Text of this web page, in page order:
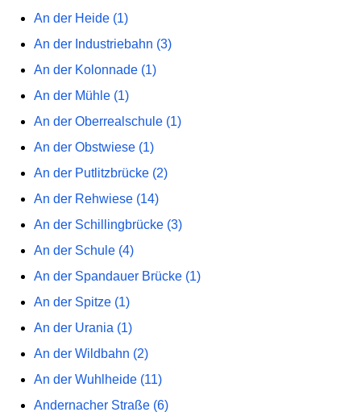
An der Heide (1)
An der Industriebahn (3)
An der Kolonnade (1)
An der Mühle (1)
An der Oberrealschule (1)
An der Obstwiese (1)
An der Putlitzbrücke (2)
An der Rehwiese (14)
An der Schillingbrücke (3)
An der Schule (4)
An der Spandauer Brücke (1)
An der Spitze (1)
An der Urania (1)
An der Wildbahn (2)
An der Wuhlheide (11)
Andernacher Straße (6)